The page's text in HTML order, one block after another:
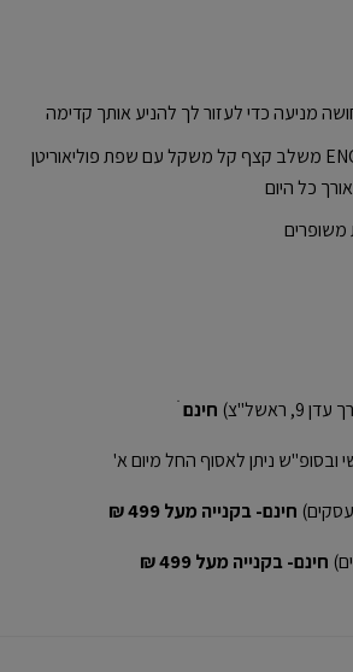
ריפוד סוליית האמצע ENCAP משלב קצף קל משקל עם שפת פוליאוריטן
כל היום
משופרים
חינםׁ
ובסופ"ש ניתן לאסוף החל מיום א'
חינם- בקנייה מעל 499 ₪
חינם- בקנייה מעל 499 ₪